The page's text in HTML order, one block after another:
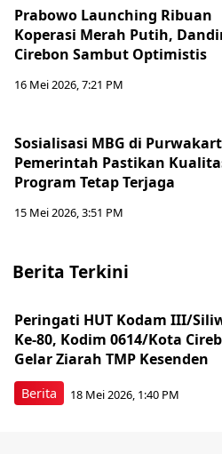
Prabowo Launching Ribuan
Koperasi Merah Putih,
Cirebon Sambut Optimistis
16 Mei 2026, 7:21 PM
Sosialisasi MBG di
Pemerintah Pastikan
Program Tetap Terjaga
15 Mei 2026, 3:51 PM
Berita Terkini
Berita
Peringati HUT Kodam III/
Ke-80, Kodim 0614/Kota
Gelar Ziarah TMP Kesenden
18 Mei 2026, 1:40 PM